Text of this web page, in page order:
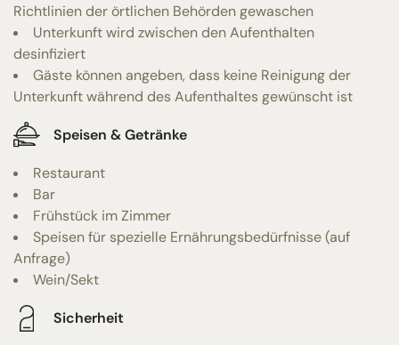
Richtlinien der örtlichen Behörden gewaschen
Unterkunft wird zwischen den Aufenthalten
desinfiziert
Gäste können angeben, dass keine Reinigung der
Unterkunft während des Aufenthaltes gewünscht ist
Speisen & Getränke
Restaurant
Bar
Frühstück im Zimmer
Speisen für spezielle Ernährungsbedürfnisse (auf
Anfrage)
Wein/Sekt
Sicherheit